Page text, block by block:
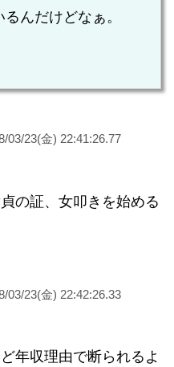
んだけどなぁ。
03/23(金) 22:41:26.77
の証、女叩きを始める
03/23(金) 22:42:26.33
年収理由で断られるよ